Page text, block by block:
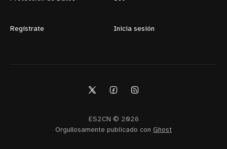
Regístrate Inicia sesión
ES2CN © 2026
Orgullosamente publicado con Ghost